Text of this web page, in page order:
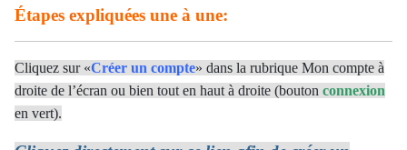
Étapes expliquées une à une:
Cliquez sur «Créer un compte» dans la rubrique Mon compte à
droite de l’écran ou bien tout en haut à droite (bouton connexion
en vert).